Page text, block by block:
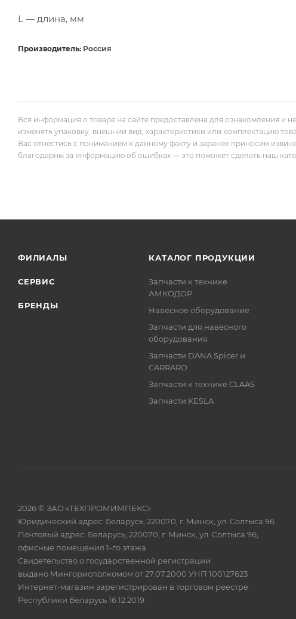
L — длина, мм
Производитель: Россия
Вся информация о товаре на сайте предоставлена для ознакомления и
изменять упаковку, внешний вид, характеристики или комплектацию
Вас отнестись с пониманием к данному факту и заранее приносим
благодарны за информацию об ошибках — это поможет сделать наш
ФИЛИАЛЫ
СЕРВИС
БРЕНДЫ
КАТАЛОГ ПРОДУКЦИИ
Запчасти к технике
АМКОДОР
Навесное оборудование
Запчасти для навесного
оборудования
Запчасти DANA Spicer и
CARRARO
Запчасти к технике CLAAS
Запчасти KESLA
2026 © ЗАО «ТЕХПРОМИМПЕКС»
Юридический адрес: Беларусь, 220070, г. Минск, ул. Солтыса 96
Почтовый адрес: Беларусь, 220070, г. Минск, ул. Солтыса 96,
офисные помещения 1-го этажа
Свидетельство о государственной регистрации
выдано Мингорисполкомом от 27.07.2000 УНП 100127623
Интернет-магазин зарегистрирован в торговом реестре
Республики Беларусь 16.12.2019